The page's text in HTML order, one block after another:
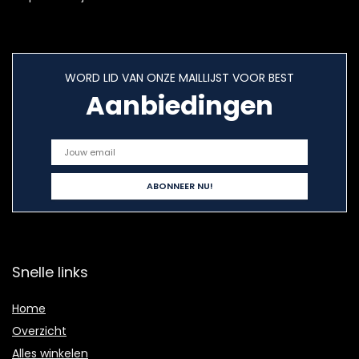
WORD LID VAN ONZE MAILLIJST VOOR BEST
Aanbiedingen
Snelle links
Home
Overzicht
Alles winkelen